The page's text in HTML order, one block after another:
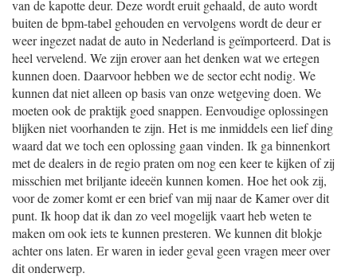
van de kapotte deur. Deze wordt eruit gehaald, de auto wordt
buiten de bpm-tabel gehouden en vervolgens wordt de deur er
weer ingezet nadat de auto in Nederland is geïmporteerd. Dat is
heel vervelend. We zijn erover aan het denken wat we ertegen
kunnen doen. Daarvoor hebben we de sector echt nodig. We
kunnen dat niet alleen op basis van onze wetgeving doen. We
moeten ook de praktijk goed snappen. Eenvoudige oplossingen
blijken niet voorhanden te zijn. Het is me inmiddels een lief ding
waard dat we toch een oplossing gaan vinden. Ik ga binnenkort
met de dealers in de regio praten om nog een keer te kijken of zij
misschien met briljante ideeën kunnen komen. Hoe het ook zij,
voor de zomer komt er een brief van mij naar de Kamer over dit
punt. Ik hoop dat ik dan zo veel mogelijk vaart heb weten te
maken om ook iets te kunnen presteren. We kunnen dit blokje
achter ons laten. Er waren in ieder geval geen vragen meer over
dit onderwerp.